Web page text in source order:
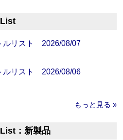
ルリスト 2026/08/07
ルリスト 2026/08/06
もっと見る »
：新製品